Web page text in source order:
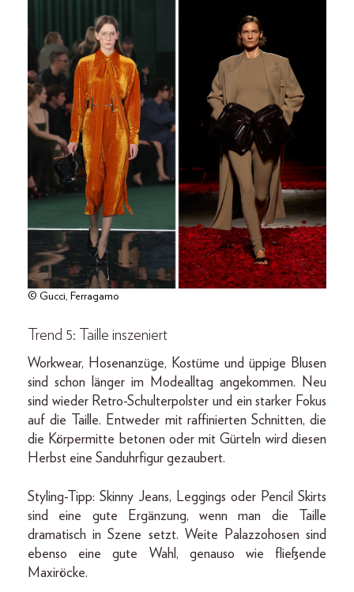
© Gucci, Ferragamo
Trend 5: Taille inszeniert
Workwear, Hosenanzüge, Kostüme und üppige Blusen
sind schon länger im Modealltag angekommen. Neu
sind wieder Retro-Schulterpolster und ein starker Fokus
auf die Taille. Entweder mit raffinierten Schnitten, die
die Körpermitte betonen oder mit Gürteln wird diesen
Herbst eine Sanduhrfigur gezaubert.
Styling-Tipp: Skinny Jeans, Leggings oder Pencil Skirts
sind eine gute Ergänzung, wenn man die Taille
dramatisch in Szene setzt. Weite Palazzohosen sind
ebenso eine gute Wahl, genauso wie fließende
Maxiröcke.